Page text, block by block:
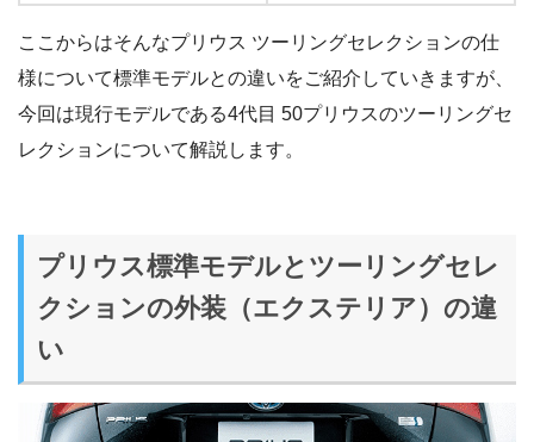
ここからはそんなプリウス ツーリングセレクションの仕
様について標準モデルとの違いをご紹介していきますが、
今回は現行モデルである4代目 50プリウスのツーリングセ
レクションについて解説します。
プリウス標準モデルとツーリングセレ
クションの外装（エクステリア）の違
い